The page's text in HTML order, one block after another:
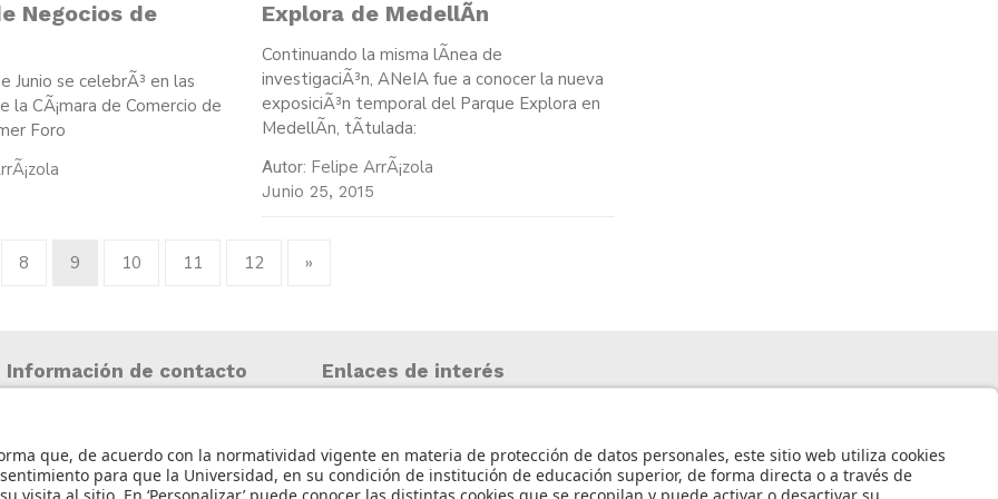
Negocios de
Junio se celebrÃ³ en las
la CÃ¡mara de Comercio de
Foro
Explora de MedellÃ­n
Continuando la misma lÃ­nea de
investigaciÃ³n, ANeIA fue a conocer la nueva
exposiciÃ³n temporal del Parque Explora en
MedellÃ­n, tÃ­tulada:
Autor: Felipe ArrÃ¡zola
Junio 25, 2015
8 9 10 11 12 »
Información de contacto
Enlaces de interés
personales
Contacto